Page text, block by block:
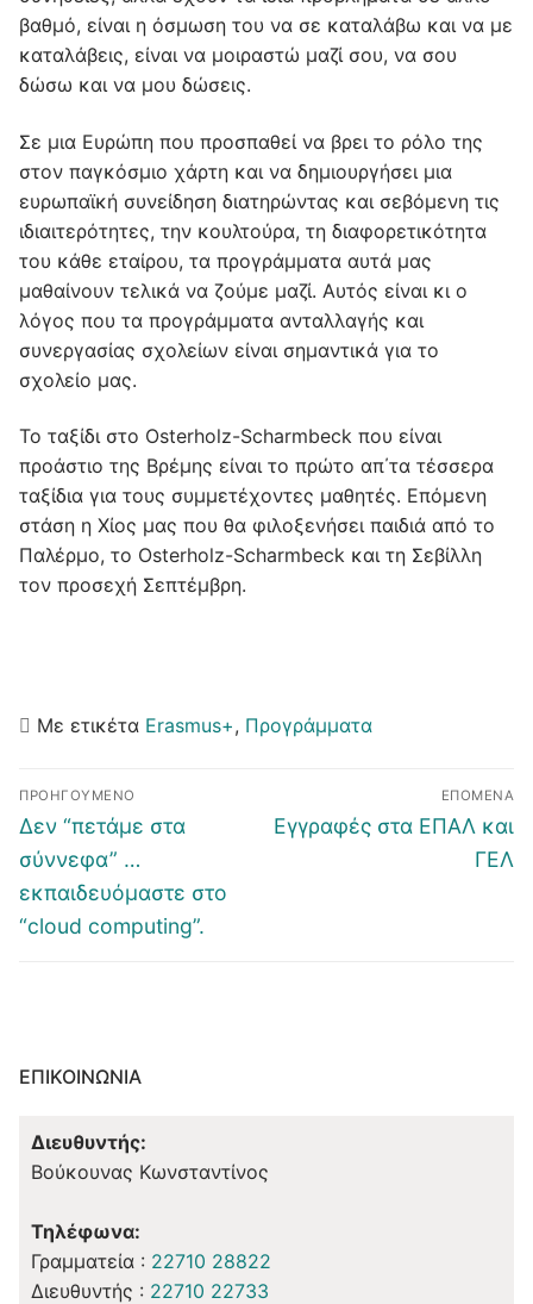
βαθμό, είναι η όσμωση του να σε καταλάβω και να με
καταλάβεις, είναι να μοιραστώ μαζί σου, να σου
δώσω και να μου δώσεις.
Σε μια Ευρώπη που προσπαθεί να βρει το ρόλο της
στον παγκόσμιο χάρτη και να δημιουργήσει μια
ευρωπαϊκή συνείδηση διατηρώντας και σεβόμενη τις
ιδιαιτερότητες, την κουλτούρα, τη διαφορετικότητα
του κάθε εταίρου, τα προγράμματα αυτά μας
μαθαίνουν τελικά να ζούμε μαζί. Αυτός είναι κι ο
λόγος που τα προγράμματα ανταλλαγής και
συνεργασίας σχολείων είναι σημαντικά για το
σχολείο μας.
Το ταξίδι στο Osterholz-Scharmbeck που είναι
προάστιο της Βρέμης είναι το πρώτο απ΄τα τέσσερα
ταξίδια για τους συμμετέχοντες μαθητές. Επόμενη
στάση η Χίος μας που θα φιλοξενήσει παιδιά από το
Παλέρμο, το Osterholz-Scharmbeck και τη Σεβίλλη
τον προσεχή Σεπτέμβρη.
Με ετικέτα Erasmus+, Προγράμματα
ΠΡΟΗΓΟΎΜΕΝΟ
Δεν “πετάμε στα
σύννεφα” …
εκπαιδευόμαστε στο
“cloud computing”.
ΕΠΌΜΕΝΑ
Εγγραφές στα ΕΠΑΛ και
ΓΕΛ
ΕΠΙΚΟΙΝΩΝΊΑ
Διευθυντής:
Βούκουνας Κωνσταντίνος
Τηλέφωνα:
Γραμματεία : 22710 28822
Διευθυντής : 22710 22733